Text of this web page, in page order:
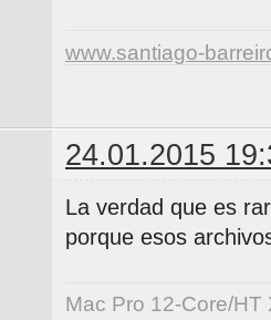
www.santiago-
24.01.2015
La verdad que es
porque esos
Mac Pro 12-Core/